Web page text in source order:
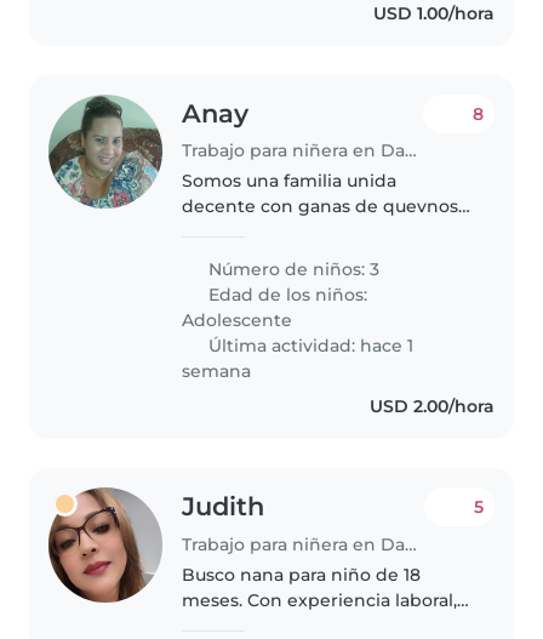
USD 1.00/hora
Anay
Trabajo para niñera en David
8
Somos una familia unida
decente con ganas de quevnos
Número de niños: 3
Edad de los niños:
Adolescente
Última actividad: hace 1
semana
USD 2.00/hora
Judith
Trabajo para niñera en David
5
Busco nana para niño de 18
meses. Con experiencia laboral,